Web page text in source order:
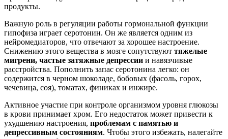
продукты.
Важную роль в регуляции работы гормональной функции
гипофиза играет серотонин. Он же является одним из
нейромедиаторов, что отвечают за хорошее настроение.
Снижению этого вещества в мозге сопутствуют тяжелые
мигрени, частые затяжные депрессии и навязчивые
расстройства. Пополнить запас серотонина легко: он
содержится в черном шоколаде, бобовых (фасоль, горох,
чечевица, соя), томатах, финиках и инжире.
Активное участие при контроле организмом уровня глюкозы
в крови принимает хром. Его недостаток может привести к
ухудшению настроения, проблемам с памятью и
депрессивным состояниям. Чтобы этого избежать, налегайте